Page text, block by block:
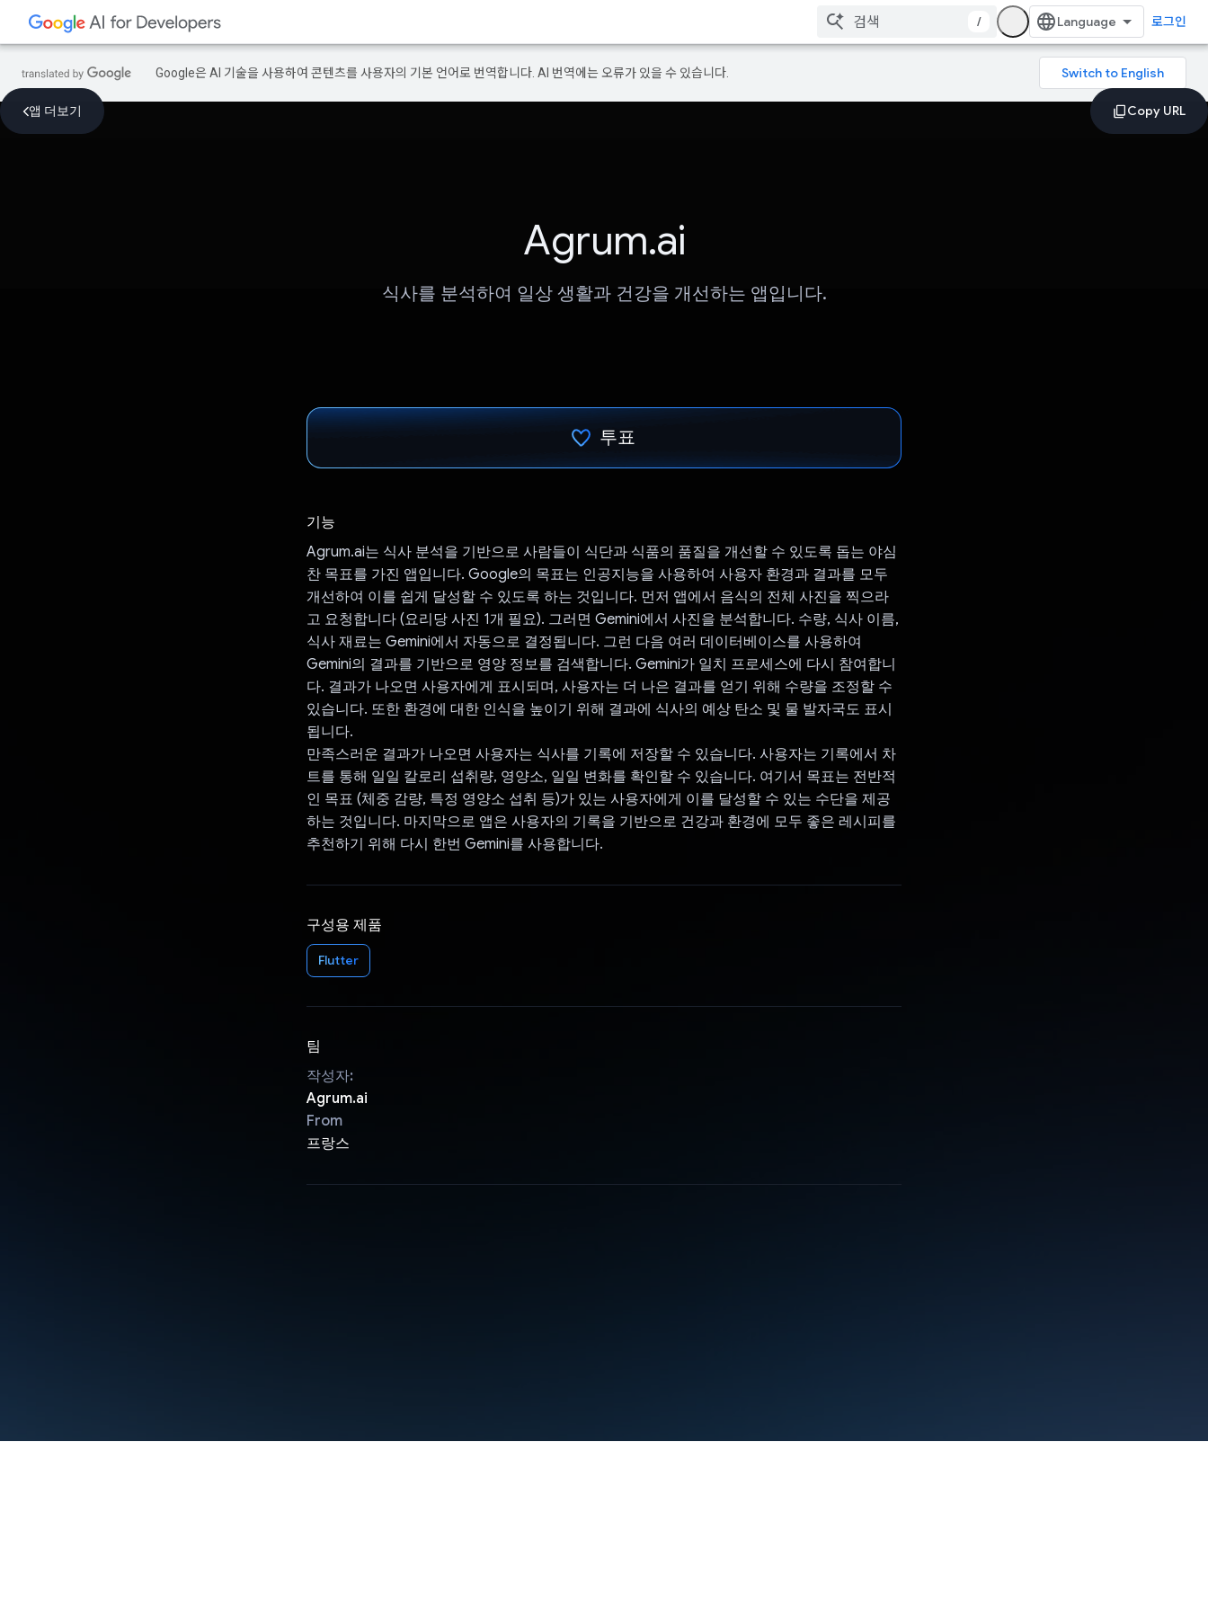
/ 로그인
Google은 AI 기술을 사용하여 콘텐츠를 사용자의 기본 언어로 번역합니다. AI 번역에는 오류가 있을 수 있습니다.
앱 더보기
Agrum.ai
식사를 분석하여 일상 생활과 건강을 개선하는 앱입니다.
투표
기능
Agrum.ai는 식사 분석을 기반으로 사람들이 식단과 식품의 품질을 개선할 수 있도록 돕는 야심
찬 목표를 가진 앱입니다. Google의 목표는 인공지능을 사용하여 사용자 환경과 결과를 모두
개선하여 이를 쉽게 달성할 수 있도록 하는 것입니다. 먼저 앱에서 음식의 전체 사진을 찍으라
고 요청합니다 (요리당 사진 1개 필요). 그러면 Gemini에서 사진을 분석합니다. 수량, 식사 이름,
식사 재료는 Gemini에서 자동으로 결정됩니다. 그런 다음 여러 데이터베이스를 사용하여
Gemini의 결과를 기반으로 영양 정보를 검색합니다. Gemini가 일치 프로세스에 다시 참여합니
다. 결과가 나오면 사용자에게 표시되며, 사용자는 더 나은 결과를 얻기 위해 수량을 조정할 수
있습니다. 또한 환경에 대한 인식을 높이기 위해 결과에 식사의 예상 탄소 및 물 발자국도 표시
됩니다.
만족스러운 결과가 나오면 사용자는 식사를 기록에 저장할 수 있습니다. 사용자는 기록에서 차
트를 통해 일일 칼로리 섭취량, 영양소, 일일 변화를 확인할 수 있습니다. 여기서 목표는 전반적
인 목표 (체중 감량, 특정 영양소 섭취 등)가 있는 사용자에게 이를 달성할 수 있는 수단을 제공
하는 것입니다. 마지막으로 앱은 사용자의 기록을 기반으로 건강과 환경에 모두 좋은 레시피를
추천하기 위해 다시 한번 Gemini를 사용합니다.
구성용 제품
Flutter
팀
작성자:
Agrum.ai
From
프랑스